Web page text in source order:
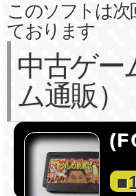
このソフトは次
ております
中古ゲー
ム通販）